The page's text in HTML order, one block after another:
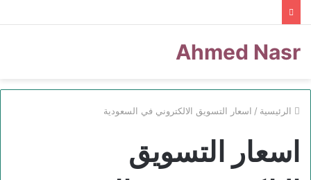
Ahmed Nasr
الرئيسية / اسعار التسويق الالكتروني في السعودية
اسعار التسويق